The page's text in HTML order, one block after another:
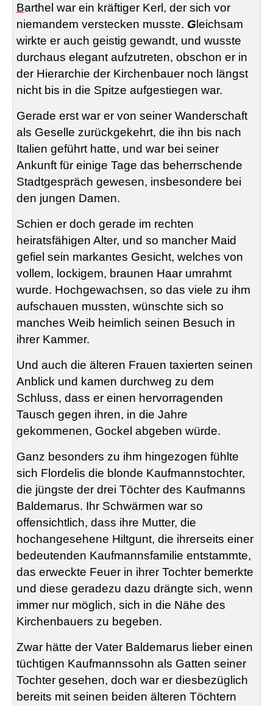
Barthel war ein kräftiger Kerl, der sich vor
niemandem verstecken musste. G leichsam
wirkte er auch geistig gewandt, und wusste
durchaus elegant aufzutreten, obschon er in
der Hierarchie der Kirchenbauer noch längst
nicht bis in die Spitze aufgestiegen war.
Gerade erst war er von seiner Wanderschaft
als Geselle zurückgekehrt, die ihn bis nach
Italien geführt hatte, und war bei seiner
Ankunft für einige Tage das beherrschende
Stadtgespräch gewesen, insbesondere bei
den jungen Damen.
Schien er doch gerade im rechten
heiratsfähigen Alter, und so mancher Maid
gefiel sein markantes Gesicht, welches von
vollem, lockigem, braunen Haar umrahmt
wurde. Hochgewachsen, so das viele zu ihm
aufschauen mussten, wünschte sich so
manches Weib heimlich seinen Besuch in
ihrer Kammer.
Und auch die älteren Frauen taxierten seinen
Anblick und kamen durchweg zu dem
Schluss, dass er einen hervorragenden
Tausch gegen ihren, in die Jahre
gekommenen, Gockel abgeben würde.
Ganz besonders zu ihm hingezogen fühlte
sich Flordelis die blonde Kaufmannstochter,
die jüngste der drei Töchter des Kaufmanns
Baldemarus. Ihr Schwärmen war so
offensichtlich, dass ihre Mutter, die
hochangesehene Hiltgunt, die ihrerseits einer
bedeutenden Kaufmannsfamilie entstammte,
das erweckte Feuer in ihrer Tochter bemerkte
und diese geradezu dazu drängte sich, wenn
immer nur möglich, sich in die Nähe des
Kirchenbauers zu begeben.
Zwar hätte der Vater Baldemarus lieber einen
tüchtigen Kaufmannssohn als Gatten seiner
Tochter gesehen, doch war er diesbezüglich
bereits mit seinen beiden älteren Töchtern